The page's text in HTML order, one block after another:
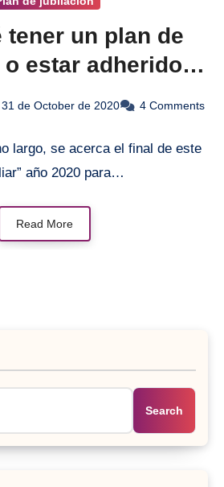
tener un plan de
estar adherido a
previsión social
31 de October de 2020 4 Comments
largo, se acerca el final de este
año 2020 para…
Read More
Search